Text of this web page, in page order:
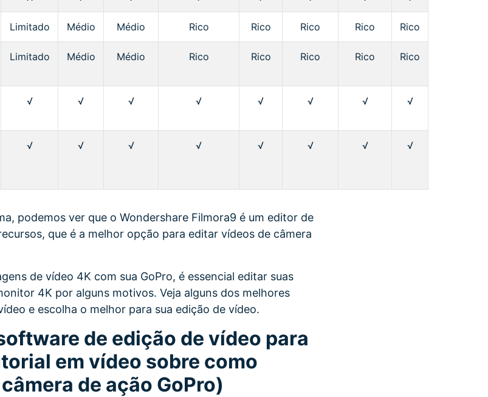
Limitado Médio Médio Rico Rico Rico Rico Rico
Limitado Médio Médio Rico Rico Rico Rico Rico
√ √ √ √ √ √ √ √
√ √ √ √ √ √ √ √
podemos ver que o Wondershare Filmora9 é um editor de
que é a melhor opção para editar vídeos de câmera
de vídeo 4K com sua GoPro, é essencial editar suas
4K por alguns motivos. Veja alguns dos melhores
e escolha o melhor para sua edição de vídeo.
de edição de vídeo para
em vídeo sobre como
de ação GoPro)